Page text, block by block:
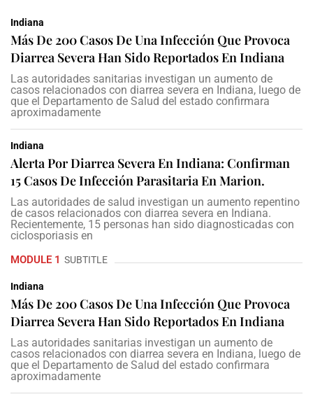
Indiana
Más De 200 Casos De Una Infección Que Provoca
Diarrea Severa Han Sido Reportados En Indiana
Las autoridades sanitarias investigan un aumento de
casos relacionados con diarrea severa en Indiana, luego de
que el Departamento de Salud del estado confirmara
aproximadamente
Indiana
Alerta Por Diarrea Severa En Indiana: Confirman
15 Casos De Infección Parasitaria En Marion.
Las autoridades de salud investigan un aumento repentino
de casos relacionados con diarrea severa en Indiana.
Recientemente, 15 personas han sido diagnosticadas con
ciclosporiasis en
MODULE 1 SUBTITLE
Indiana
Más De 200 Casos De Una Infección Que Provoca
Diarrea Severa Han Sido Reportados En Indiana
Las autoridades sanitarias investigan un aumento de
casos relacionados con diarrea severa en Indiana, luego de
que el Departamento de Salud del estado confirmara
aproximadamente